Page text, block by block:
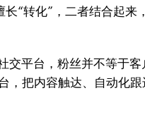
“转化”，二者结合起来
交平台，粉丝并不等于
，把内容触达、自动化